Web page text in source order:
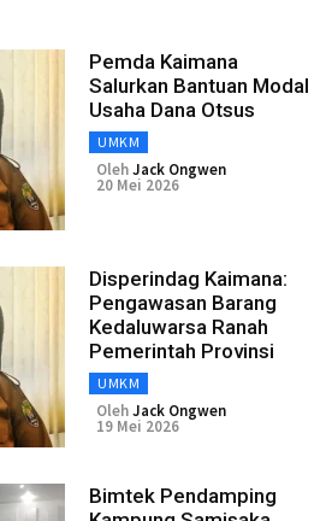
Pemda Kaimana
Salurkan Bantuan Modal
Usaha Dana Otsus
UMKM
OlehJack Ongwen
20 Mei 2026
Disperindag Kaimana:
Pengawasan Barang
Kedaluwarsa Ranah
Pemerintah Provinsi
UMKM
OlehJack Ongwen
19 Mei 2026
Bimtek Pendamping